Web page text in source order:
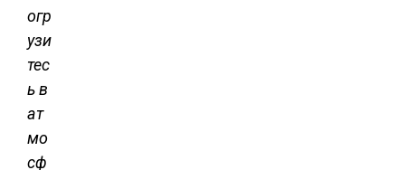
огр
узи
тес
ь в
ат
мо
сф